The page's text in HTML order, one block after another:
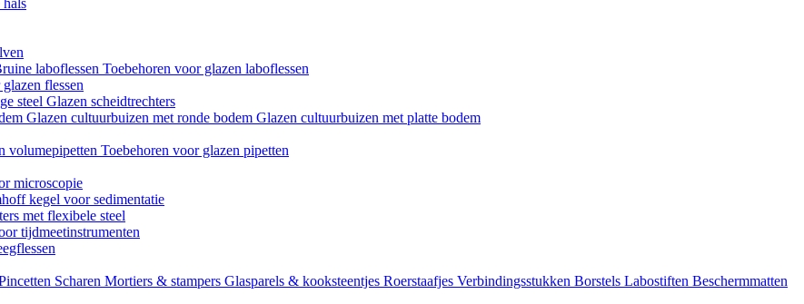
laboflessen Toebehoren voor glazen laboflessen
flessen
steel Glazen scheidtrechters
Glazen cultuurbuizen met ronde bodem Glazen cultuurbuizen met platte bodem
volumepipetten Toebehoren voor glazen pipetten
microscopie
kegel voor sedimentatie
met flexibele steel
tijdmeetinstrumenten
Scharen Mortiers & stampers Glasparels & kooksteentjes Roerstaafjes Verbindingsstukken Borstels Labostiften Beschermmatten